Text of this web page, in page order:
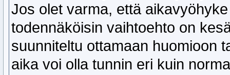
Jos olet varma, että
todennäköisin vaihtoehto on
suunniteltu ottamaan huomioon
aika voi olla tunnin eri kuin